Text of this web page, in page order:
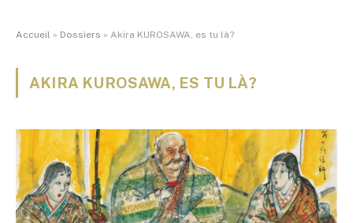
Accueil » Dossiers » Akira KUROSAWA, es tu là?
AKIRA KUROSAWA, ES TU LÀ?